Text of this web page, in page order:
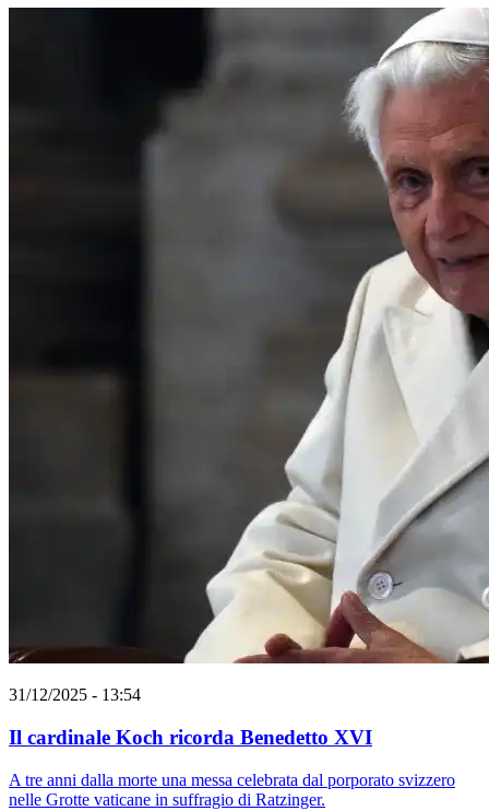
31/12/2025 - 13:54
Il cardinale Koch ricorda Benedetto XVI
A tre anni dalla morte una messa celebrata dal porporato svizzero
nelle Grotte vaticane in suffragio di Ratzinger.